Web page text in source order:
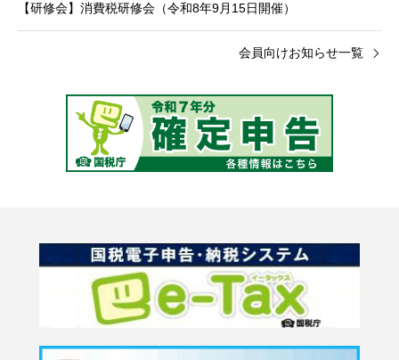
【研修会】消費税研修会（令和8年9月15日開催）
会員向けお知らせ一覧